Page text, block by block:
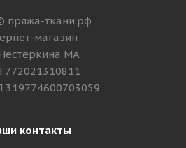
пряжа-ткани.рф
магазин
МА
контакты